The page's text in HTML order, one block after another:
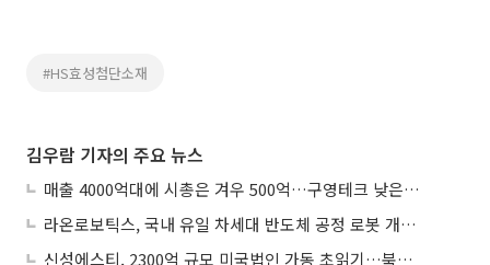
#HS효성첨단소재
김우람 기자의 주요 뉴스
매출 4000억대에 시총은 겨우 500억…구영테크 낮은 몸값에 저가 승계 마무리
라온로보틱스, 국내 유일 차세대 반도체 공정 로봇 개발 ‘고객사 테스트 진행’
신성에스티, 2300억 규모 미국법인 가동 초읽기…북미 ESS 공략 본격화